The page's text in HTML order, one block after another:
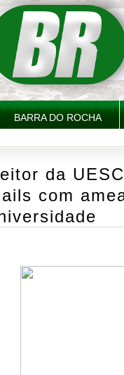
BARRA DO ROCHA
da
com